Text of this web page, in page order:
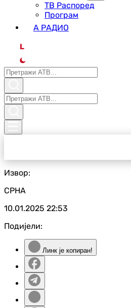
ТВ Распоред
Програм
А РАДИО
L
Извор:
СРНА
10.01.2025 22:53
Подијели:
Линк је копиран!